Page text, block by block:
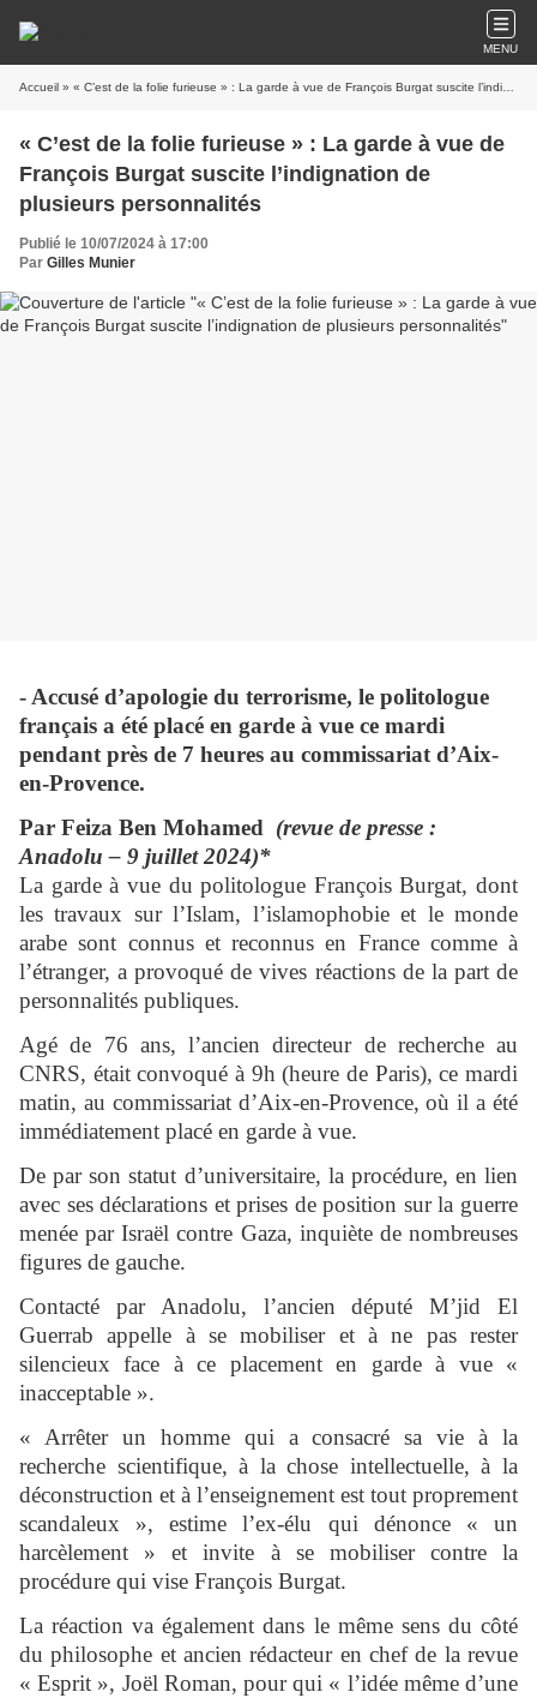
MENU
Accueil » « C’est de la folie furieuse » : La garde à vue de François Burgat suscite l’indignation de plusieurs personnalités
« C’est de la folie furieuse » : La garde à vue de
François Burgat suscite l’indignation de
plusieurs personnalités
Publié le 10/07/2024 à 17:00
Par Gilles Munier
- Accusé d’apologie du terrorisme, le politologue
français a été placé en garde à vue ce mardi
pendant près de 7 heures au commissariat d’Aix-
en-Provence.
Par Feiza Ben Mohamed (revue de presse :
Anadolu – 9 juillet 2024)*
La garde à vue du politologue François Burgat, dont
les travaux sur l’Islam, l’islamophobie et le monde
arabe sont connus et reconnus en France comme à
l’étranger, a provoqué de vives réactions de la part de
personnalités publiques.
Agé de 76 ans, l’ancien directeur de recherche au
CNRS, était convoqué à 9h (heure de Paris), ce mardi
matin, au commissariat d’Aix-en-Provence, où il a été
immédiatement placé en garde à vue.
De par son statut d’universitaire, la procédure, en lien
avec ses déclarations et prises de position sur la guerre
menée par Israël contre Gaza, inquiète de nombreuses
figures de gauche.
Contacté par Anadolu, l’ancien député M’jid El
Guerrab appelle à se mobiliser et à ne pas rester
silencieux face à ce placement en garde à vue «
inacceptable ».
« Arrêter un homme qui a consacré sa vie à la
recherche scientifique, à la chose intellectuelle, à la
déconstruction et à l’enseignement est tout proprement
scandaleux », estime l’ex-élu qui dénonce « un
harcèlement » et invite à se mobiliser contre la
procédure qui vise François Burgat.
La réaction va également dans le même sens du côté
du philosophe et ancien rédacteur en chef de la revue
« Esprit », Joël Roman, pour qui « l’idée même d’une